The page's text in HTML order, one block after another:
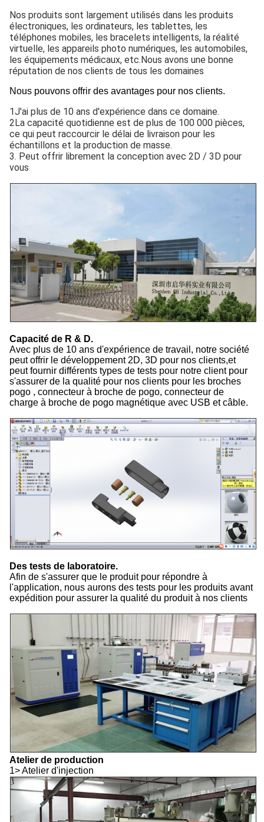
Nos produits sont largement utilisés dans les produits
électroniques, les ordinateurs, les tablettes, les
téléphones mobiles, les bracelets intelligents, la réalité
virtuelle, les appareils photo numériques, les automobiles,
les équipements médicaux, etc.Nous avons une bonne
réputation de nos clients de tous les domaines
Nous pouvons offrir des avantages pour nos clients.
1J'ai plus de 10 ans d'expérience dans ce domaine.
2La capacité quotidienne est de plus de 100 000 pièces,
ce qui peut raccourcir le délai de livraison pour les
échantillons et la production de masse.
3. Peut offrir librement la conception avec 2D / 3D pour
vous
Capacité de R & D.
Avec plus de 10 ans d'expérience de travail, notre société
peut offrir le développement 2D, 3D pour nos clients,et
peut fournir différents types de tests pour notre client pour
s'assurer de la qualité pour nos clients pour les broches
pogo , connecteur à broche de pogo, connecteur de
charge à broche de pogo magnétique avec USB et câble.
Des tests de laboratoire.
Afin de s'assurer que le produit pour répondre à
l'application, nous aurons des tests pour les produits avant
expédition pour assurer la qualité du produit à nos clients
Atelier de production
1> Atelier d'injection